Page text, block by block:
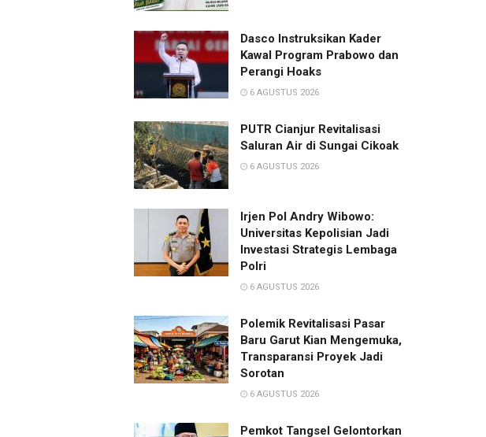
Dasco Instruksikan Kader
Kawal Program Prabowo dan
Perangi Hoaks
6 AGUSTUS 2026
PUTR Cianjur Revitalisasi
Saluran Air di Sungai Cikoak
6 AGUSTUS 2026
Irjen Pol Andry Wibowo:
Universitas Kepolisian Jadi
Investasi Strategis Lembaga
Polri
6 AGUSTUS 2026
Polemik Revitalisasi Pasar
Baru Garut Kian Mengemuka,
Transparansi Proyek Jadi
Sorotan
6 AGUSTUS 2026
Pemkot Tangsel Gelontorkan